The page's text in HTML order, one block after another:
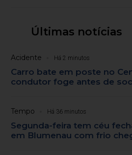
Últimas notícias
Acidente Há 2 minutos
Carro bate em poste no
condutor foge antes de
Tempo Há 36 minutos
Segunda-feira tem céu
em Blumenau com frio